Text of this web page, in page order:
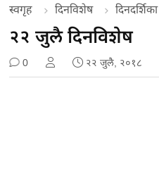
स्वगृह दिनविशेष दिनदर्शिका
२२ जुलै दिनविशेष
0 २२ जुलै, २०१८